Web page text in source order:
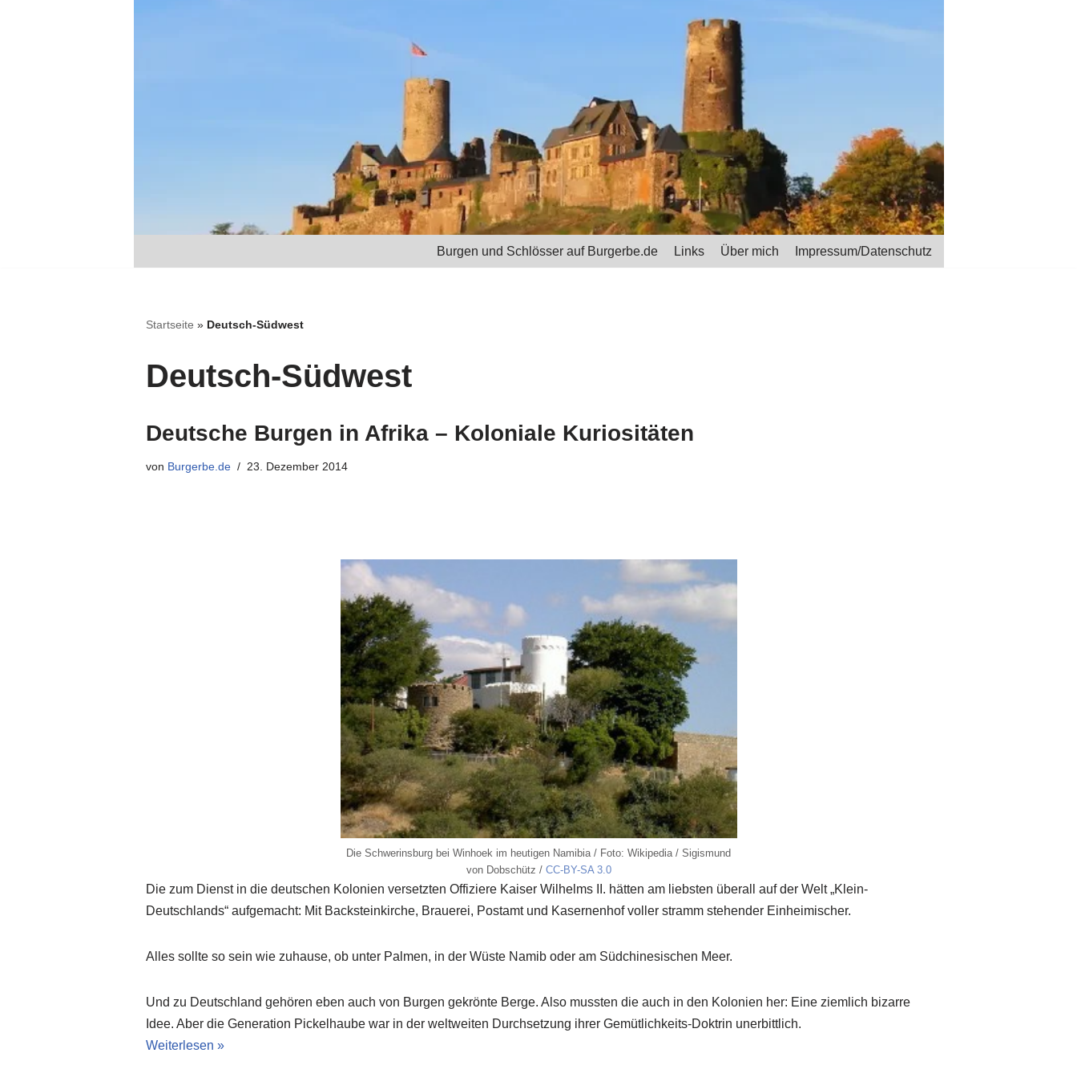
Burgen und Schlösser auf Burgerbe.de Links Über mich Impressum/Datenschutz
Startseite » Deutsch-Südwest
Deutsch-Südwest
Deutsche Burgen in Afrika – Koloniale Kuriositäten
von Burgerbe.de 23. Dezember 2014
Die Schwerinsburg bei Winhoek im heutigen Namibia / Foto: Wikipedia / Sigismund
von Dobschütz / CC-BY-SA 3.0
Die zum Dienst in die deutschen Kolonien versetzten Offiziere Kaiser Wilhelms II. hätten am liebsten überall auf der Welt „Klein-
Deutschlands“ aufgemacht: Mit Backsteinkirche, Brauerei, Postamt und Kasernenhof voller stramm stehender Einheimischer.
Alles sollte so sein wie zuhause, ob unter Palmen, in der Wüste Namib oder am Südchinesischen Meer.
Und zu Deutschland gehören eben auch von Burgen gekrönte Berge. Also mussten die auch in den Kolonien her: Eine ziemlich bizarre
Idee. Aber die Generation Pickelhaube war in der weltweiten Durchsetzung ihrer Gemütlichkeits-Doktrin unerbittlich.
Weiterlesen »